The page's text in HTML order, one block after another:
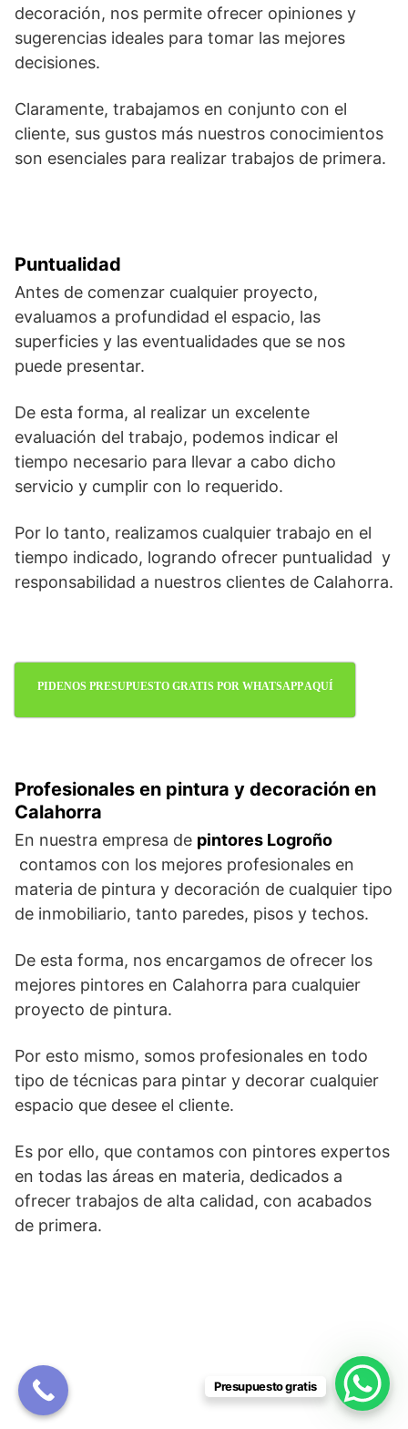
decoración, nos permite ofrecer opiniones y
sugerencias ideales para tomar las mejores
decisiones.
Claramente, trabajamos en conjunto con el
cliente, sus gustos más nuestros conocimientos
son esenciales para realizar trabajos de primera.
Puntualidad
Antes de comenzar cualquier proyecto,
evaluamos a profundidad el espacio, las
superficies y las eventualidades que se nos
puede presentar.
De esta forma, al realizar un excelente
evaluación del trabajo, podemos indicar el
tiempo necesario para llevar a cabo dicho
servicio y cumplir con lo requerido.
Por lo tanto, realizamos cualquier trabajo en el
tiempo indicado, logrando ofrecer puntualidad y
responsabilidad a nuestros clientes de Calahorra.
PIDENOS PRESUPUESTO GRATIS POR WHATSAPP AQUÍ
Profesionales en pintura y decoración en
Calahorra
En nuestra empresa de pintores Logroño
contamos con los mejores profesionales en
materia de pintura y decoración de cualquier tipo
de inmobiliario, tanto paredes, pisos y techos.
De esta forma, nos encargamos de ofrecer los
mejores pintores en Calahorra para cualquier
proyecto de pintura.
Por esto mismo, somos profesionales en todo
tipo de técnicas para pintar y decorar cualquier
espacio que desee el cliente.
Es por ello, que contamos con pintores expertos
en todas las áreas en materia, dedicados a
ofrecer trabajos de alta calidad, con acabados
de primera.
Presupuesto gratis